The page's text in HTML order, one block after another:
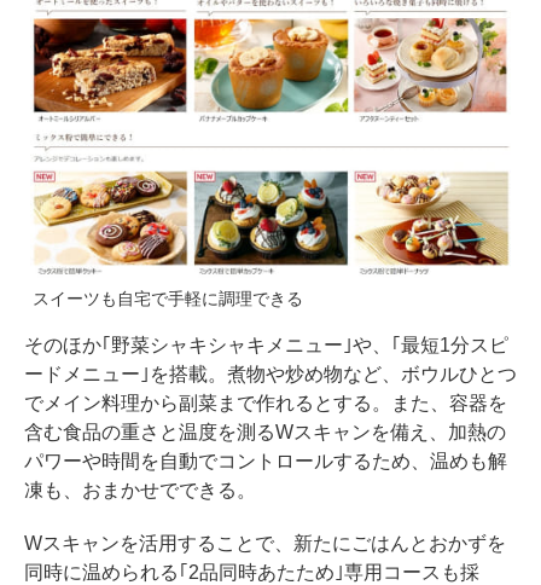
スイーツも自宅で手軽に調理できる
そのほか｢野菜シャキシャキメニュー｣や、｢最短1分スピ
ードメニュー｣を搭載。煮物や炒め物など、ボウルひとつ
でメイン料理から副菜まで作れるとする。また、容器を
含む食品の重さと温度を測るWスキャンを備え、加熱の
パワーや時間を自動でコントロールするため、温めも解
凍も、おまかせでできる。
Wスキャンを活用することで、新たにごはんとおかずを
同時に温められる｢2品同時あたため｣専用コースも採